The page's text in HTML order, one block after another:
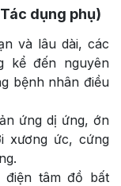
dụng phụ)
và lâu dài, các
kể đến nguyên
bệnh nhân điều
ứng dị ứng, ớn
xương ức, cứng
điện tâm đồ bất